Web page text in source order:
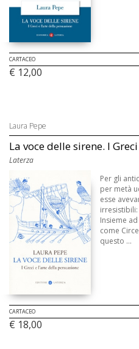
CARTACEO
€ 12,00
Laura Pepe
La voce delle sirene. I
Laterza
Per gli
per metà
esse
Insieme
come
questo ...
CARTACEO
€ 18,00